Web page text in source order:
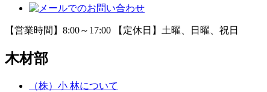
【営業時間】8:00～17:00 【定休日】土曜、日曜、祝日
木材部
（株）小 林について